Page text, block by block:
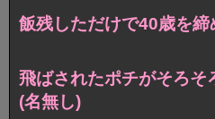
飯残しただけで40歳を
飛ばされたポチがそろ
(名無し)